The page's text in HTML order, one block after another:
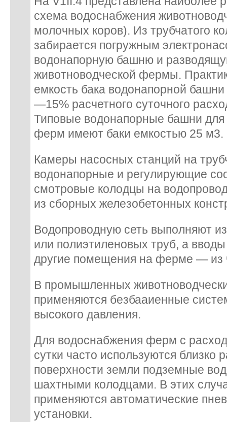
схема водоснабжения
молочных коров). Из трубчатого
забирается погружным
водонапорную башню и
животноводческой фермы.
емкость бака водонапорной
—15% расчетного суточного
Типовые водонапорные башни для
ферм имеют баки емкостью 25 м3.
Камеры насосных станций на
водонапорные и регулирующие
смотровые колодцы на
из сборных железобетонных
Водопроводную сеть выполняют
или полиэтиленовых труб, а
другие помещения на ферме — из
В промышленных
применяются безбааиенные
высокого давления.
Для водоснабжения ферм с
сутки часто используются близко
поверхности земли подземные
шахтными колодцами. В этих
применяются автоматические
установки.